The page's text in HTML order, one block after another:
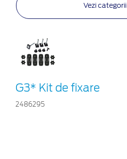
Vezi categorii
G3* Kit de fixare
2486295